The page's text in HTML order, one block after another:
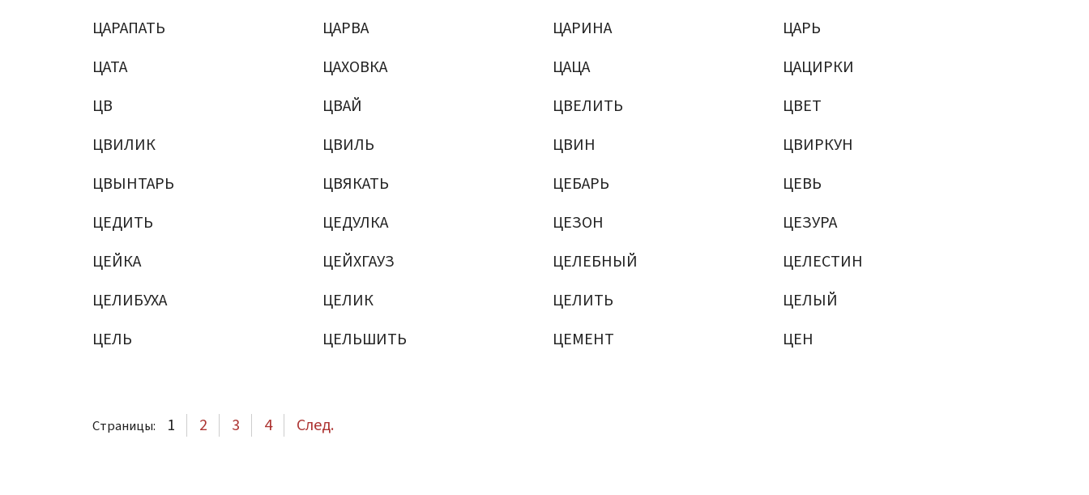
ЦАРАПАТЬ
ЦАРВА ЦАРИНА
ЦАРЬ
ЦАТА
ЦАХОВКА ЦАЦА
ЦАЦИРКИ
ЦВ
ЦВАЙ ЦВЕЛИТЬ
ЦВЕТ
ЦВИЛИК
ЦВИЛЬ ЦВИН
ЦВИРКУН
ЦВЫНТАРЬ
ЦВЯКАТЬ ЦЕБАРЬ
ЦЕВЬ
ЦЕДИТЬ
ЦЕДУЛКА ЦЕЗОН
ЦЕЗУРА
ЦЕЙКА
ЦЕЙХГАУЗ ЦЕЛЕБНЫЙ
ЦЕЛЕСТИН
ЦЕЛИБУХА
ЦЕЛИК ЦЕЛИТЬ
ЦЕЛЫЙ
ЦЕЛЬ
ЦЕЛЬШИТЬ ЦЕМЕНТ ЦЕН
Страницы: 1 2 3 4 След.